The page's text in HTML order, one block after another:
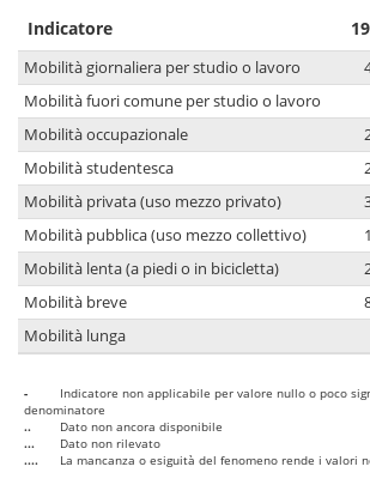
Indicatore
Mobilità giornaliera per studio o lavoro
Mobilità fuori comune per studio o lavoro
Mobilità occupazionale
Mobilità studentesca
Mobilità privata (uso mezzo privato)
Mobilità pubblica (uso mezzo collettivo)
Mobilità lenta (a piedi o in bicicletta)
Mobilità breve
Mobilità lunga
-
Indicatore non applicabile per valore nullo o poco
denominatore
..
Dato non ancora disponibile
...
Dato non rilevato
....
La mancanza o esiguità del fenomeno rende i valori